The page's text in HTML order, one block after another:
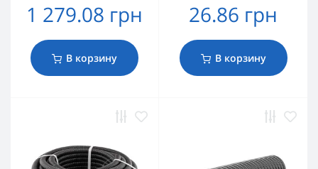
1 279.08 грн
В корзину
26.86 грн
В корзину